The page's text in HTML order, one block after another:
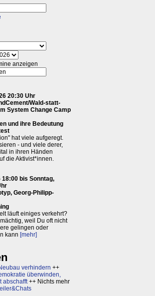
anzeigen
20:30 Uhr
Wald-statt-
System Change Camp
und ihre Bedeutung
hat viele aufgeregt.
- und viele derer,
in ihren Händen
die Aktivist*innen.
18:00 bis Sonntag,
Georg-Philipp-
läuft einiges verkehrt?
weil Du oft nicht
gelingen oder
kann [mehr]
verhindern ++
überwinden,
abschafft++ Nichts mehr